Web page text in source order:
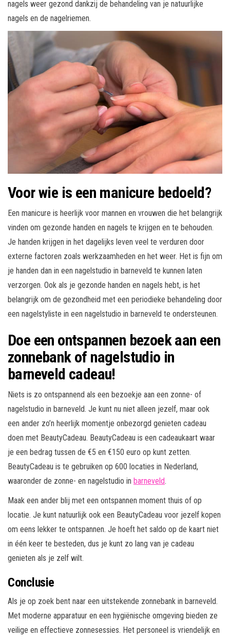
nagels weer gezond dankzij de behandeling van je natuurlijke
nagels en de nagelriemen.
Voor wie is een manicure bedoeld?
Een manicure is heerlijk voor mannen en vrouwen die het belangrijk
vinden om gezonde handen en nagels te krijgen en te behouden.
Je handen krijgen in het dagelijks leven veel te verduren door
externe factoren zoals werkzaamheden en het weer. Het is fijn om
je handen dan in een nagelstudio in barneveld te kunnen laten
verzorgen. Ook als je gezonde handen en nagels hebt, is het
belangrijk om de gezondheid met een periodieke behandeling door
een nagelstyliste in een nagelstudio in barneveld te ondersteunen.
Doe een ontspannen bezoek aan een
zonnebank of nagelstudio in
barneveld cadeau!
Niets is zo ontspannend als een bezoekje aan een zonne- of
nagelstudio in barneveld. Je kunt nu niet alleen jezelf, maar ook
een ander zo’n heerlijk momentje onbezorgd genieten cadeau
doen met BeautyCadeau. BeautyCadeau is een cadeaukaart waar
je een bedrag tussen de €5 en €150 euro op kunt zetten.
BeautyCadeau is te gebruiken op 600 locaties in Nederland,
waaronder de zonne- en nagelstudio in barneveld.
Maak een ander blij met een ontspannen moment thuis of op
locatie. Je kunt natuurlijk ook een BeautyCadeau voor jezelf kopen
om eens lekker te ontspannen. Je hoeft het saldo op de kaart niet
in één keer te besteden, dus je kunt zo lang van je cadeau
genieten als je zelf wilt.
Conclusie
Als je op zoek bent naar een uitstekende zonnebank in barneveld.
Met moderne apparatuur en een hygiënische omgeving bieden ze
veilige en effectieve zonnesessies. Het personeel is vriendelijk en